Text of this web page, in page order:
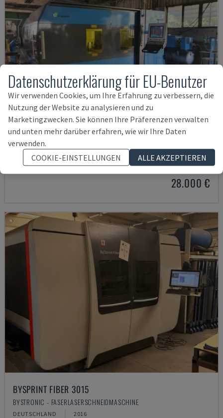
PLATINO FIBER
PRIMA POWER - FASERLASERSCHNEIDMASCHINE
SLOWAKEI 2014 26.437 STD
28.000 €
BYSPRINT FIBER 3015
BYSTRONIC - FASERLASERSCHNEIDMASCHINE
DEUTSCHLAND 2016
Datenschutzerklärung für EU-Benutzer
Wir verwenden Cookies, um Ihre Erfahrung zu verbessern, die
Nutzung der Website zu analysieren und zu
Marketingzwecken. Sie können Ihre Präferenzen verwalten
und unten mehr darüber erfahren, wie wir Ihre Daten
verwenden.
COOKIE-EINSTELLUNGEN
ALLE AKZEPTIEREN